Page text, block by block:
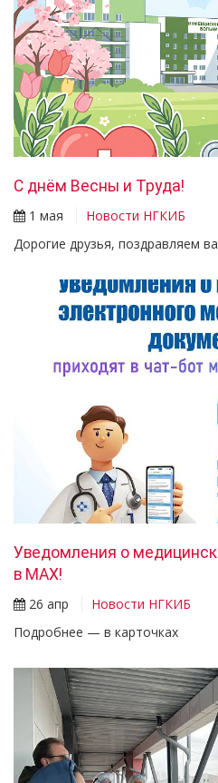
С днём Весны и Труда!
1 мая
Новости НГКИБ
Дорогие друзья, поздравляем
Уведомления о
в МАХ!
26 апр
Новости НГКИБ
Подробнее — в карточках